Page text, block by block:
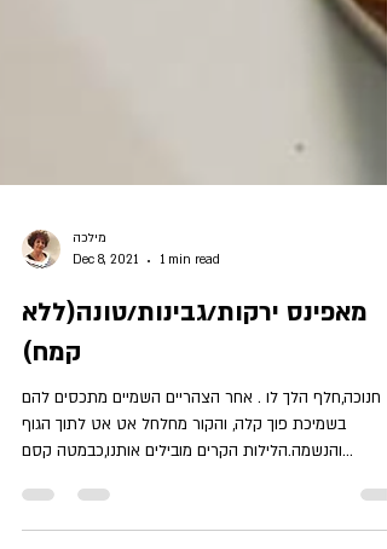
Dec 8, 2021
1 min read
מאפינס ירקות/גבינות/טונה(ללא